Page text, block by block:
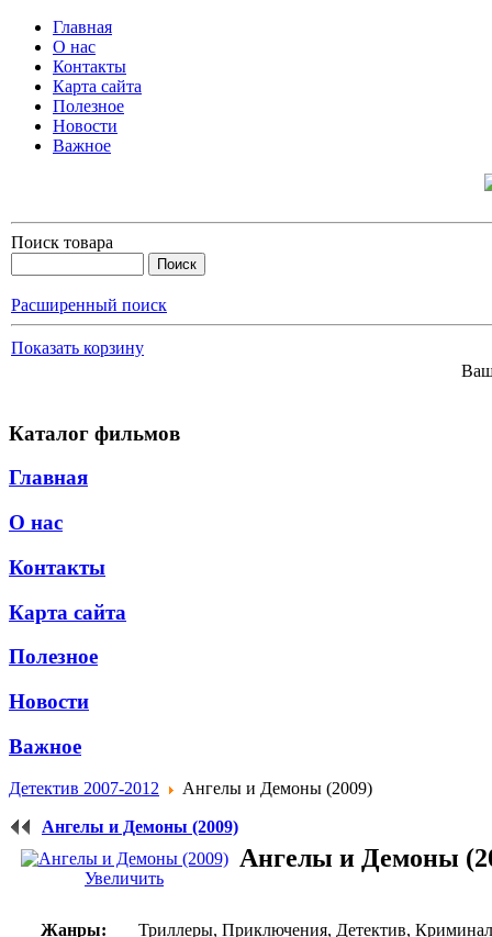
Главная
О нас
Контакты
Карта сайта
Полезное
Новости
Важное
Поиск товара
Расширенный поиск
Показать корзину
Каталог фильмов
Главная
О нас
Контакты
Карта сайта
Полезное
Новости
Важное
Детектив 2007-2012 Ангелы и Демоны (2009)
Ангелы и Демоны (2009)
Увеличить
Ангелы и Демоны
Жанры: Триллеры, Приключения, Детектив, Криминал